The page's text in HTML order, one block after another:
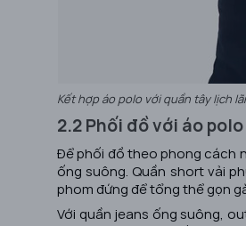
Kết hợp áo polo với quần tây lịch
2.2 Phối đồ với áo
Để phối đồ theo phong cách
ống suông. Quần short vải
phom đứng để tổng thể gọn
Với quần jeans ống suông,